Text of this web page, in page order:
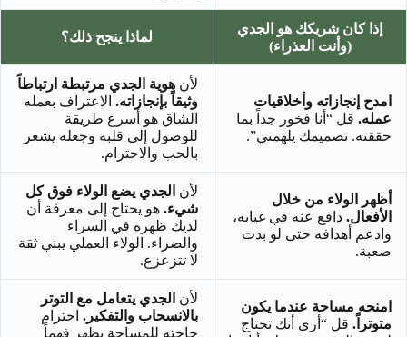
إذا كان شريكك هو الجدي
(وأنت العذراء)
لماذا ينجح ذلك؟
امدح إنجازاته وأخلاقيات
عمله. قل “أنا فخور جداً بما
حققته. تصميمك يلهمني”.
لأن هوية الجدي مرتبطة ارتباطاً
وثيقاً بإنجازاته. الاعتراف بعمله
الشاق هو أسرع طريقة
للوصول إلى قلبه وجعله يشعر
بالحب والاحترام.
أظهر الولاء من خلال
الأفعال. دافع عنه في غيابه،
وادعم أهدافه حتى لو بدت
صعبة.
لأن الجدي يضع الولاء فوق كل
شيء. هو يحتاج إلى معرفة أن
لديك ظهره في السراء
والضراء. الولاء العملي يبني ثقة
لا تتزعزع.
امنحه مساحة عندما يكون
متوتراً. قل “أرى أنك تحتاج
لأن الجدي يتعامل مع التوتر
بالانسحاب والتفكير. احترام
حاجته للمساحة يظهر فهماً